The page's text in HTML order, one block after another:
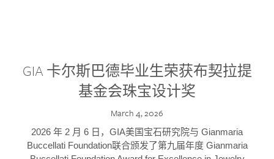
GIA 卡尔斯巴德毕业生荣获布契拉提
基金会珠宝设计奖
March 4, 2026
2026 年 2 月 6 日，GIA美国宝石研究院与 Gianmaria
Buccellati Foundation联合颁发了第九届年度 Gianmaria